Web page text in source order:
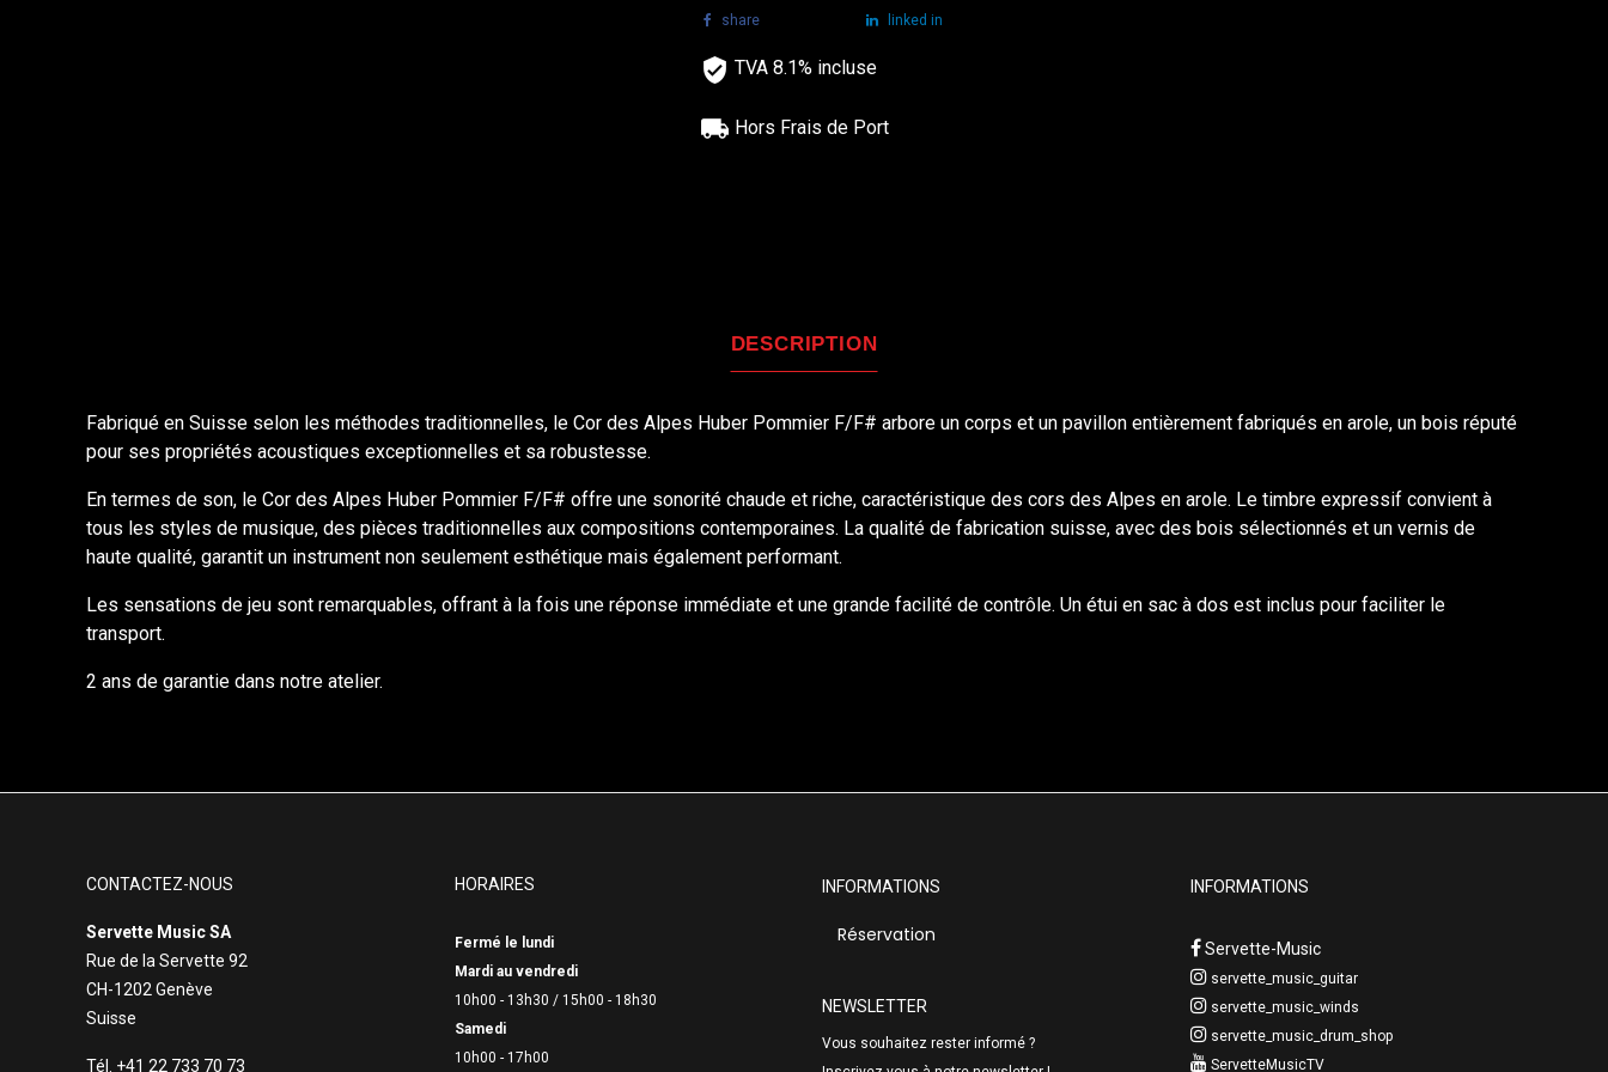
share linked in
TVA 8.1% incluse
Hors Frais de Port
DESCRIPTION
Fabriqué en Suisse selon les méthodes traditionnelles, le Cor des Alpes Huber Pommier F/F# arbore un corps et un pavillon entièrement fabriqués en arole, un bois réputé
pour ses propriétés acoustiques exceptionnelles et sa robustesse.
En termes de son, le Cor des Alpes Huber Pommier F/F# offre une sonorité chaude et riche, caractéristique des cors des Alpes en arole. Le timbre expressif convient à
tous les styles de musique, des pièces traditionnelles aux compositions contemporaines. La qualité de fabrication suisse, avec des bois sélectionnés et un vernis de
haute qualité, garantit un instrument non seulement esthétique mais également performant.
Les sensations de jeu sont remarquables, offrant à la fois une réponse immédiate et une grande facilité de contrôle. Un étui en sac à dos est inclus pour faciliter le
transport.
2 ans de garantie dans notre atelier.
CONTACTEZ-NOUS
Servette Music SA
Rue de la Servette 92
CH-1202 Genève
Suisse
Tél. +41 22 733 70 73
HORAIRES
Fermé le lundi
Mardi au vendredi
10h00 - 13h30 /15h00 - 18h30
Samedi
10h00 - 17h00
INFORMATIONS
Réservation
NEWSLETTER
Vous souhaitez rester informé ?
INFORMATIONS
Servette-Music
servette_music_guitar
servette_music_winds
servette_music_drum_shop
ServetteMusicTV